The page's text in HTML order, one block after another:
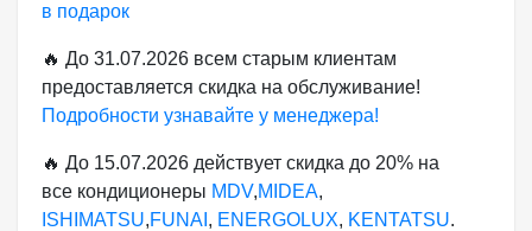
в подарок
🔥 До 31.07.2026 всем старым клиентам
предоставляется скидка на обслуживание!
Подробности узнавайте у менеджера!
🔥 До 15.07.2026 действует скидка до 20% на
все кондиционеры MDV,MIDEA,
ISHIMATSU,FUNAI , ENERGOLUX, KENTATSU.